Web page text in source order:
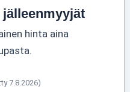
hinta aina
7.8.2026)